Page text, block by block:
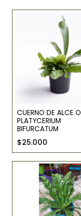
CUERNO DE ALCE O
PLATYCERIUM
BIFURCATUM
$25.000